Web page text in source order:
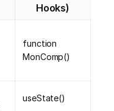
Hooks)
function
MonComp()
useState()